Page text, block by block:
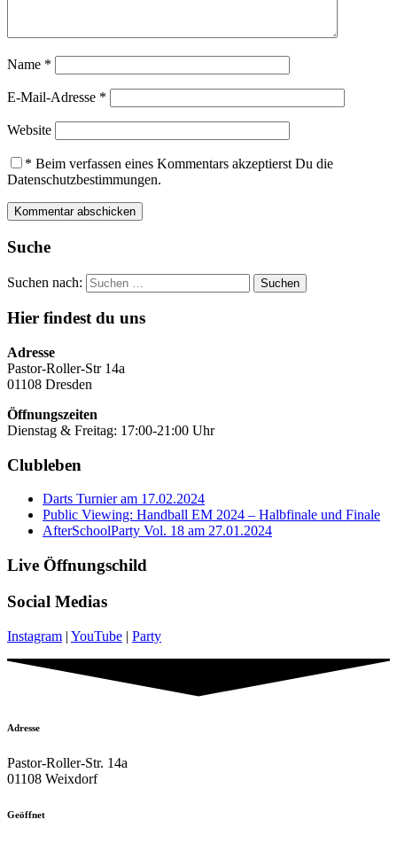
Name *
E-Mail-Adresse *
Website
* Beim verfassen eines Kommentars akzeptierst Du die
Datenschutzbestimmungen.
Suche
Suchen nach:
Hier findest du uns
Adresse
Pastor-Roller-Str 14a
01108 Dresden
Öffnungszeiten
Dienstag & Freitag: 17:00-21:00 Uhr
Clubleben
Darts Turnier am 17.02.2024
Public Viewing: Handball EM 2024 – Halbfinale und Finale
AfterSchoolParty Vol. 18 am 27.01.2024
Live Öffnungschild
Social Medias
Instagram | YouTube | Party
Adresse
Pastor-Roller-Str. 14a
01108 Weixdorf
Geöffnet